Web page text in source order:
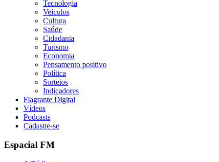
Tecnologia
Veículos
Cultura
Saúde
Cidadania
Turismo
Economia
Pensamento positivo
Política
Sorteios
Indicadores
Flagrante Digital
Vídeos
Podcasts
Cadastre-se
Espacial FM